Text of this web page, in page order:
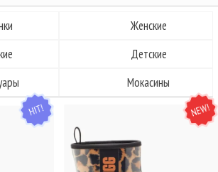
Женские
Детские
Мокасины
HIT NEW